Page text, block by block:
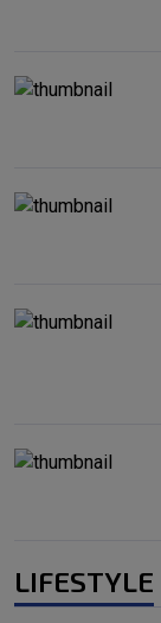
LIFESTYLE